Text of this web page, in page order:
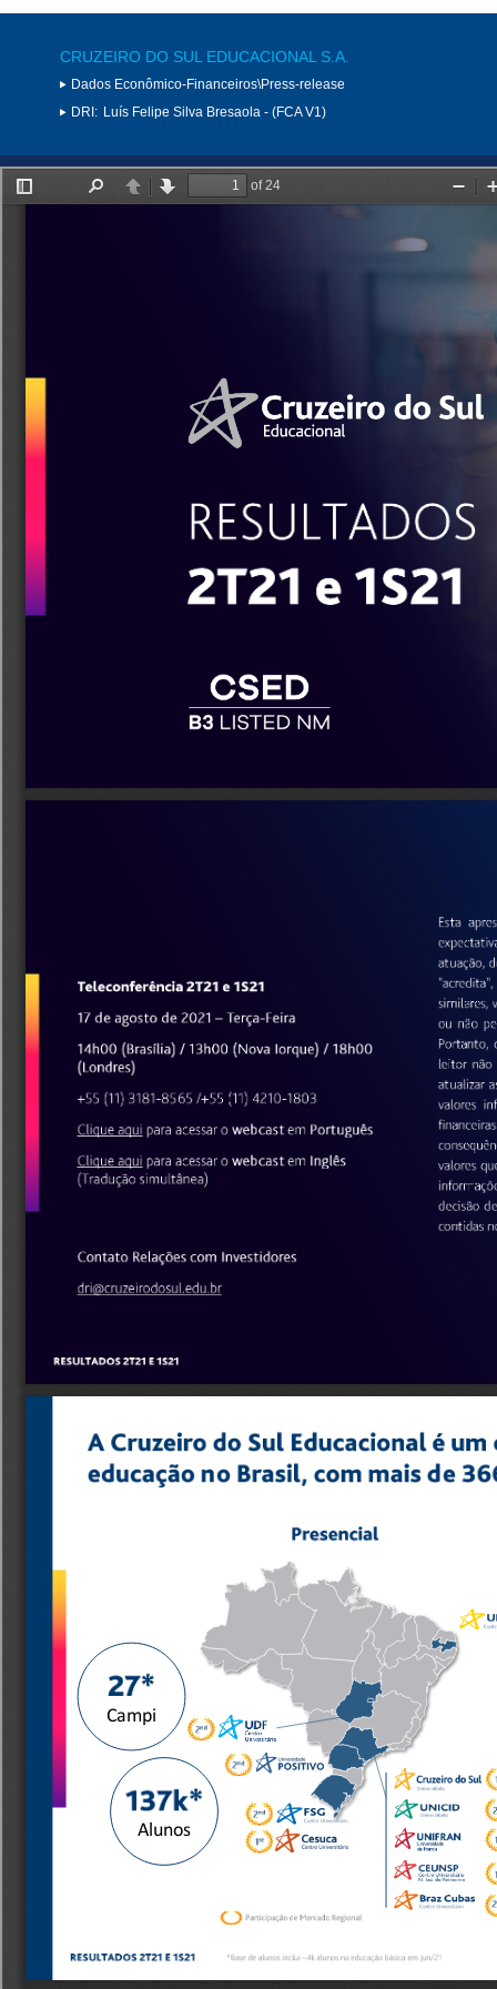
CRUZEIRO DO SUL EDUCACIONAL S.A.
Dados Econômico-Financeiros\Press-release
DRI: Luís Felipe Silva Bresaola - (FCA V1)